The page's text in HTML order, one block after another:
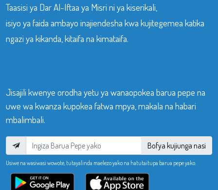
Taasisi ya Dar Al-Iftaa ya Misri ni ya kiserikali,
isiyo ya faida ambayo inajiendesha kwa kujitegemea katika
ngazi ya kikanda, kitaifa na kimataifa.
Jisajili kwenye orodha yetu ya wanaopokea barua pepe na
uwe wa kwanza kupokea fatwa mpya, makala na habari
mbalimbali.
Bofya kujiunga nasi
Usiwe na wasiwasi wowote, tutayalinda maelezo yako na hatutaitupa barua pepe yako.